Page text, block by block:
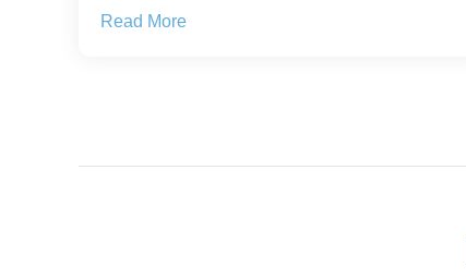
mã chứng khoán: 300637.
Read More